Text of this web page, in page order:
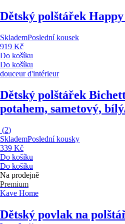
Dětský polštářek
SklademPoslední kousek
919 Kč
Do košíku
Do košíku
douceur d'intérieur
Dětský polštářek
potahem, sametový,
(2)
SklademPoslední kousky
339 Kč
Do košíku
Do košíku
Na prodejně
Premium
Kave Home
Dětský povlak na